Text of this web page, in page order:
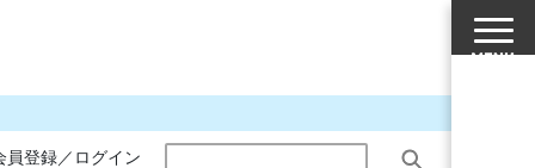
員登録／ログイン